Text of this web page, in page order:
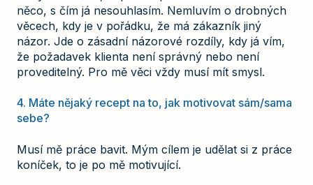
něco, s čím já nesouhlasím. Nemluvím o drobných
věcech, kdy je v pořádku, že má zákazník jiný
názor. Jde o zásadní názorové rozdíly, kdy já vím,
že požadavek klienta není správný nebo není
proveditelný. Pro mě věci vždy musí mít smysl.
4. Máte nějaký recept na to, jak motivovat sám/sama
sebe?
Musí mě práce bavit. Mým cílem je udělat si z práce
koníček, to je po mě motivující.